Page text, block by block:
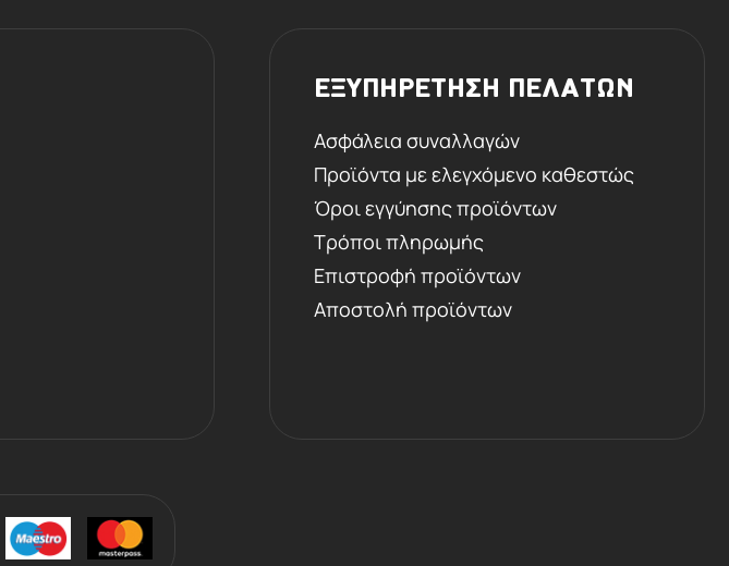
ΕΞΥΠΗΡΕΤΗΣΗ ΠΕΛΑΤΩΝ
Ασφάλεια συναλλαγών
Προϊόντα με ελεγχόμενο καθεστώς
Όροι εγγύησης προϊόντων
Τρόποι πληρωμής
Επιστροφή προϊόντων
Αποστολή προϊόντων